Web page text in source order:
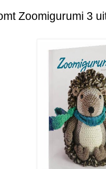
Zoomigurumi 3